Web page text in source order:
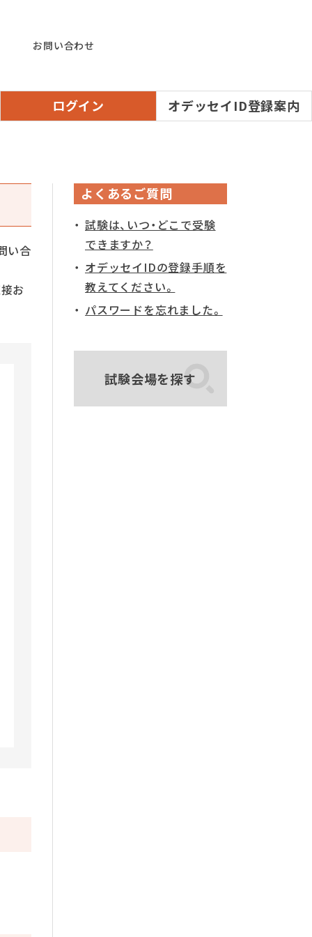
お問い合わせ
ログイン オデッセイID登録案内
い合
お
よくあるご質問
試験は、いつ・どこで受験
できますか？
オデッセイIDの登録手順を
教えてください。
パスワードを忘れました。
試験会場を探す